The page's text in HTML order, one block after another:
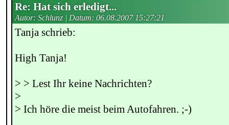
Re: Hat sich erledigt...
Autor: Schlunz | Datum: 06.08.2007 15:27:21
Tanja schrieb:
High Tanja!
> > Lest Ihr keine Nachrichten?
>
> Ich höre die meist beim Autofahren. ;-)